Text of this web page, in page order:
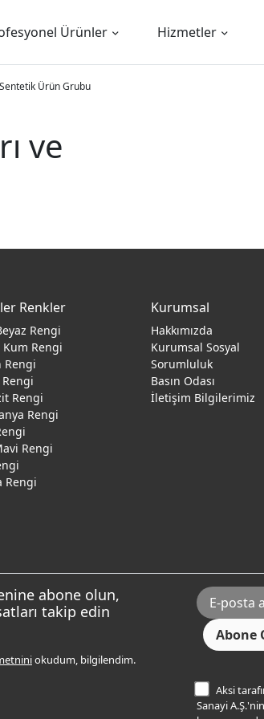
Ürünler Hizmetler
Sentetik Ürün Grubu
ve
Renkler
Rengi
Kum Rengi
Rengi
Rengi
Rengi
Rengi
Rengi
Kurumsal
Hakkımızda
Kurumsal Sosyal
Sorumluluk
Basın Odası
İletişim Bilgilerimiz
abone olun,
takip edin
okudum, bilgilendim.
Aksi
Sanayi